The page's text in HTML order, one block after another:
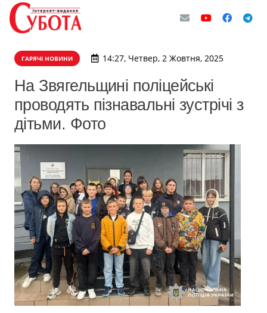
ГАРЯЧІ НОВИНИ 14:27, Четвер, 2 Жовтня, 2025
На Звягельщині поліцейські
проводять пізнавальні зустрічі з
дітьми. Фото